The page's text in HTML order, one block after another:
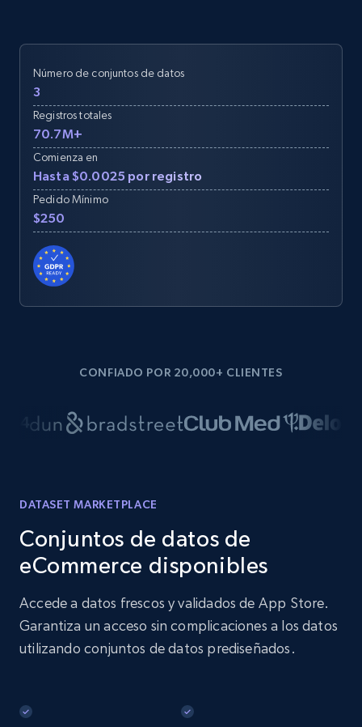
Número de conjuntos de datos
3
Registros totales
70.7M+
Comienza en
Hasta $0.0025 por registro
Pedido Mínimo
$250
CONFIADO POR 20,000+ CLIENTES
DATASET MARKETPLACE
Conjuntos de datos de
eCommerce disponibles
Accede a datos frescos y validados de App Store.
Garantiza un acceso sin complicaciones a los datos
utilizando conjuntos de datos prediseñados.